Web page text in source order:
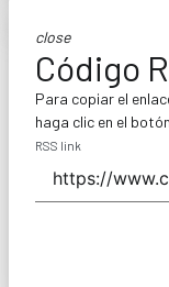
close
Código
Para copiar el
haga clic en el
RSS link